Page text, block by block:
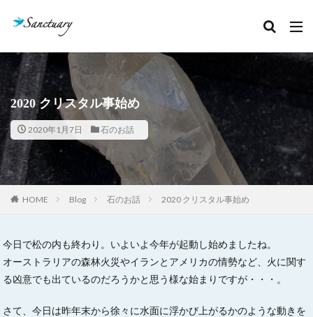
2020 クリスタル事始め
2020年1月7日 石のお話
HOME Blog 石のお話 2020 クリスタル事始め
今日で松の内も終わり。いよいよ今年が起動し始めましたね。
オーストラリアの森林火災やイランとアメリカの情勢など、火に関す
る凶意でも出ているのだろうかと思う様な始まりですが・・・。
さて、今日は昨年末から徐々に水面に浮かび上がるかのような動きを
カテゴリー
タグ
クリスタルあれこれ
セッション記録
ボージャイストーン
天然石
石のこと
絵本お披露目会
魂の声
検索